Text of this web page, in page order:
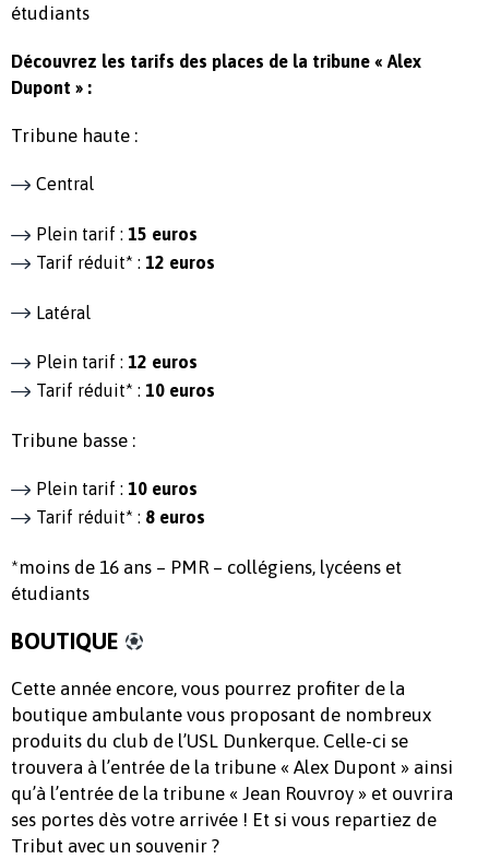
étudiants
Découvrez les tarifs des places de la tribune « Alex
Dupont » :
Tribune haute :
Central
Plein tarif : 15 euros
Tarif réduit* : 12 euros
Latéral
Plein tarif : 12 euros
Tarif réduit* : 10 euros
Tribune basse :
Plein tarif : 10 euros
Tarif réduit* : 8 euros
*moins de 16 ans – PMR – collégiens, lycéens et
étudiants
BOUTIQUE
Cette année encore, vous pourrez profiter de la
boutique ambulante vous proposant de nombreux
produits du club de l’USL Dunkerque. Celle-ci se
trouvera à l’entrée de la tribune « Alex Dupont » ainsi
qu’à l’entrée de la tribune « Jean Rouvroy » et ouvrira
ses portes dès votre arrivée ! Et si vous repartiez de
Tribut avec un souvenir ?